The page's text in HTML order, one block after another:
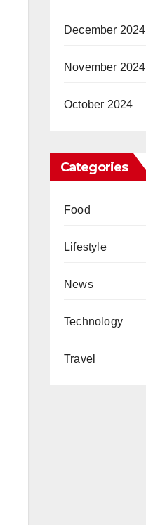
December 2024
November 2024
October 2024
Categories
Food
Lifestyle
News
Technology
Travel